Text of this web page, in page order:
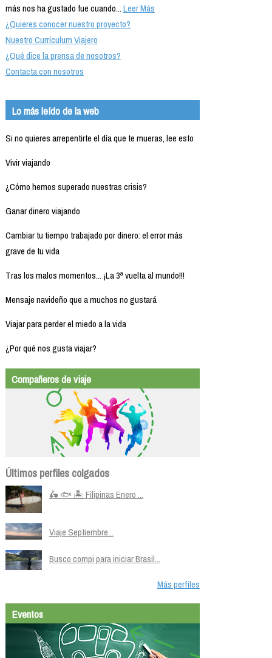
más nos ha gustado fue cuando...Leer Más
¿Quieres conocer nuestro proyecto?
Nuestro Currículum Viajero
¿Qué dice la prensa de nosotros?
Contacta con nosotros
Lo más leído de la web
Si no quieres arrepentirte el día que te mueras, lee esto
Vivir viajando
¿Cómo hemos superado nuestras crisis?
Ganar dinero viajando
Cambiar tu tiempo trabajado por dinero: el error más
grave de tu vida
Tras los malos momentos... ¡La 3ª vuelta al mundo!!!
Mensaje navideño que a muchos no gustará
Viajar para perder el miedo a la vida
¿Por qué nos gusta viajar?
Compañeros de viaje
Últimos perfiles colgados
🛵 🐟 🏝️ Filipinas Enero ...
Viaje Septiembre...
Busco compi para iniciar Brasil...
Más perfiles
Eventos